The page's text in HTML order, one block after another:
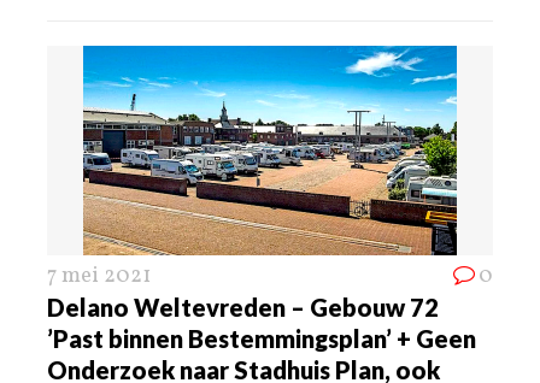
7 mei 2021 0
Delano Weltevreden – Gebouw 72
’Past binnen Bestemmingsplan’ + Geen
Onderzoek naar Stadhuis Plan, ook